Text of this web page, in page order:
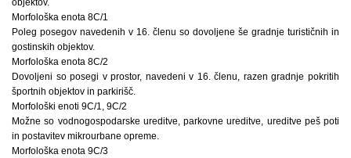
objektov.
Morfološka enota 8C/1
Poleg posegov navedenih v 16. členu so dovoljene še gradnje turističnih in
gostinskih objektov.
Morfološka enota 8C/2
Dovoljeni so posegi v prostor, navedeni v 16. členu, razen gradnje pokritih
športnih objektov in parkirišč.
Morfološki enoti 9C/1, 9C/2
Možne so vodnogospodarske ureditve, parkovne ureditve, ureditve peš poti
in postavitev mikrourbane opreme.
Morfološka enota 9C/3